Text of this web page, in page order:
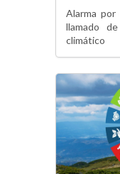
Alarma
llamado
climático